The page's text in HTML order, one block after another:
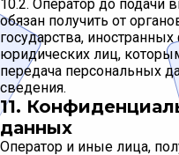
10.2. Оператор до подачи
обязан получить от
государства,
юридических лиц,
передача персональных
сведения.
11.
данных
Оператор и иные лица,